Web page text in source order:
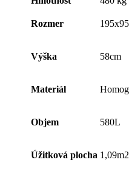
Rozmer
Výška 58cm
Materiál
Objem 580L
Úžitková plocha 1,09m2